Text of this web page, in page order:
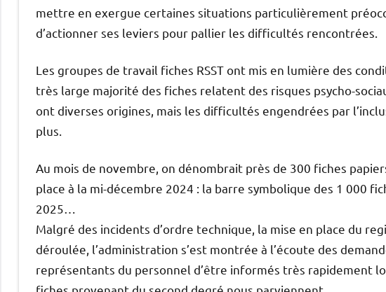
mettre en exergue certaines situations particulièrement
d’actionner ses leviers pour pallier les difficultés rencontrées.
Les groupes de travail fiches RSST ont mis en lumière des
très large majorité des fiches relatent des risques psycho-
ont diverses origines, mais les difficultés engendrées par
plus.
Au mois de novembre, on dénombrait près de 300 fiches
place à la mi-décembre 2024 : la barre symbolique des 1 000
2025…
Malgré des incidents d’ordre technique, la mise en place du
déroulée, l’administration s’est montrée à l’écoute des
représentants du personnel d’être informés très rapidement